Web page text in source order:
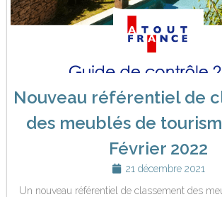
Nouveau référentiel de
des meublés de
Février 2022
21 décembre 2021
Un nouveau référentiel de classement des